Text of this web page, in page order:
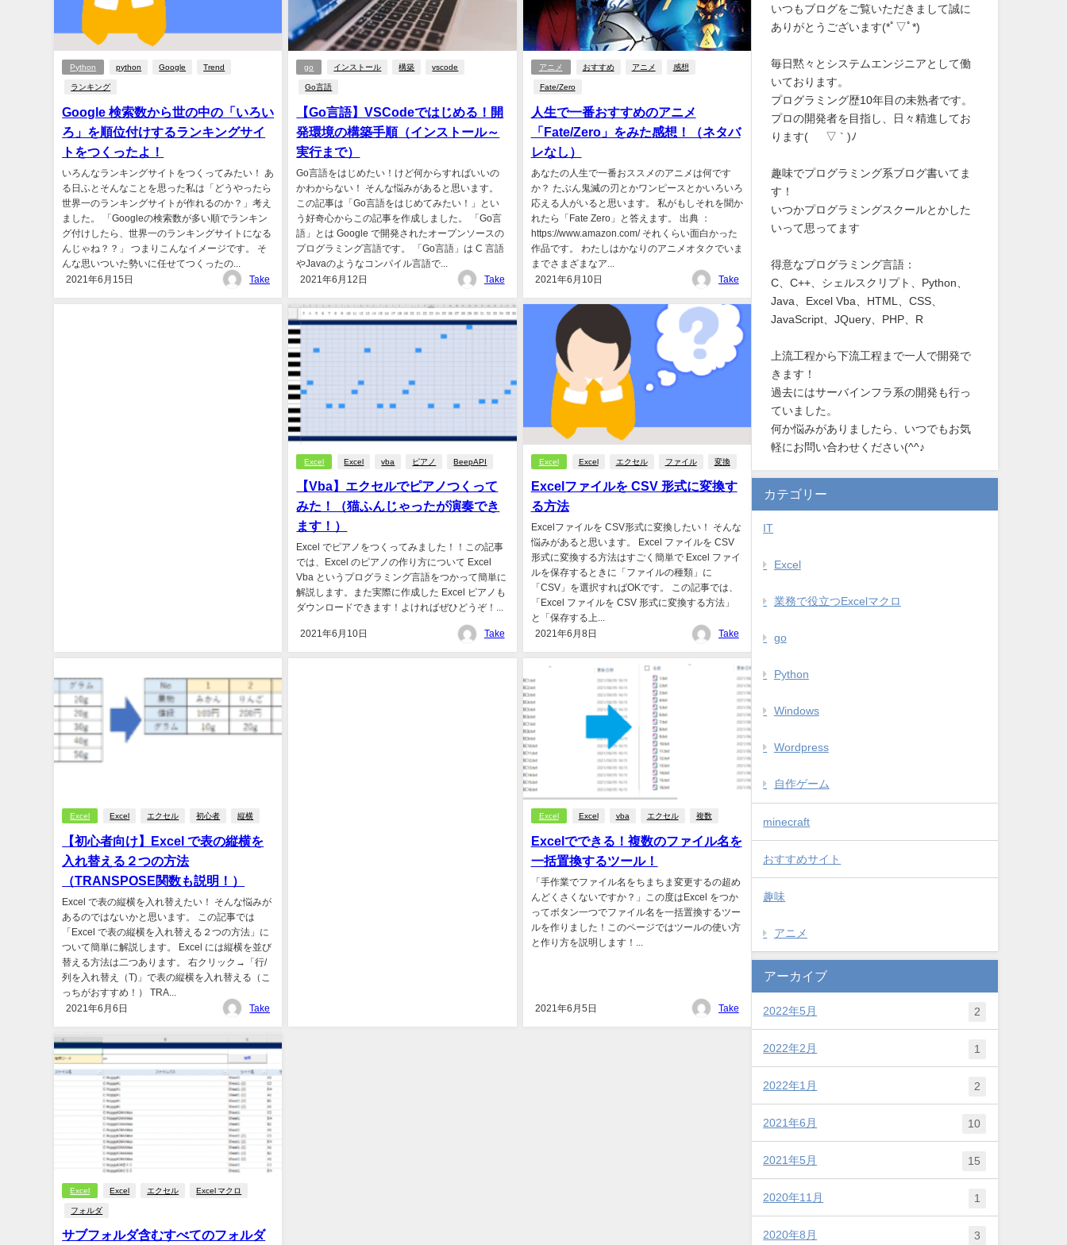
Python python Google Trend
ランキング
Google 検索数から世の中の「いろい
ろ」を順位付けするランキングサイ
トをつくったよ！
いろんなランキングサイトをつくってみたい！ あ
る日ふとそんなことを思った私は「どうやったら
世界一のランキングサイトが作れるのか？」考え
ました。 「Googleの検索数が多い順でランキン
グ付けしたら、世界一のランキングサイトになる
んじゃね？？」 つまりこんなイメージです。 そ
んな思いついた勢いに任せてつくったの...
2021年6月15日
Take
go インストール 構築 vscode
Go言語
【Go言語】VSCodeではじめる！開
発環境の構築手順（インストール～
実行まで）
Go言語をはじめたい！けど何からすればいいの
かわからない！ そんな悩みがあると思います。
この記事は「Go言語をはじめてみたい！」とい
う好奇心からこの記事を作成しました。 「Go言
語」とは Google で開発されたオープンソースの
プログラミング言語です。 「Go言語」は C 言語
やJavaのようなコンパイル言語で...
2021年6月12日
Take
アニメ おすすめ アニメ 感想
Fate/Zero
人生で一番おすすめのアニメ
「Fate/Zero」をみた感想！（ネタバ
レなし）
あなたの人生で一番おススメのアニメは何です
か？ たぶん鬼滅の刃とかワンピースとかいろいろ
応える人がいると思います。 私がもしそれを聞か
れたら「Fate Zero」と答えます。 出典 ：
https://www.amazon.com/ それくらい面白かった
作品です。 わたしはかなりのアニメオタクでいま
までさまざまなア...
2021年6月10日
Take
Excel Excel vba ピアノ BeepAPI
【Vba】エクセルでピアノつくって
みた！（猫ふんじゃったが演奏でき
ます！）
Excel でピアノをつくってみました！！この記事
では、Excel のピアノの作り方について Excel
Vba というプログラミング言語をつかって簡単に
解説します。また実際に作成した Excel ピアノも
ダウンロードできます！よければぜひどうぞ！...
2021年6月10日 Take
Excel Excel エクセル ファイル 変換
Excelファイルを CSV 形式に変換す
る方法
Excelファイルを CSV形式に変換したい！ そんな
悩みがあると思います。 Excel ファイルを CSV
形式に変換する方法はすごく簡単で Excel ファイ
ルを保存するときに「ファイルの種類」に
「CSV」を選択すればOKです。 この記事では、
「Excel ファイルを CSV 形式に変換する方法」
と「保存する上...
2021年6月8日
Take
Excel Excel エクセル 初心者 縦横
【初心者向け】Excel で表の縦横を
入れ替える２つの方法
（TRANSPOSE関数も説明！）
Excel で表の縦横を入れ替えたい！ そんな悩みが
あるのではないかと思います。 この記事では
「Excel で表の縦横を入れ替える２つの方法」に
ついて簡単に解説します。 Excel には縦横を並び
替える方法は二つあります。 右クリック→「行/
列を入れ替え（T)」で表の縦横を入れ替える（こ
っちがおすすめ！） TRA...
2021年6月6日
Take
Excel Excel vba エクセル 複数
Excelでできる！複数のファイル名を
一括置換するツール！
「手作業でファイル名をちまちま変更するの超め
んどくさくないですか？」この度はExcel をつか
ってボタン一つでファイル名を一括置換するツー
ルを作りました！このページではツールの使い方
と作り方を説明します！...
2021年6月5日 Take
Excel Excel エクセル Excel マクロ
フォルダ
サブフォルダ含むすべてのフォルダ
いつもブログをご覧いただきまして誠に
ありがとうございます(*ﾟ▽ﾟ*)
毎日黙々とシステムエンジニアとして働
いております。
プログラミング歴10年目の未熟者です。
プロの開発者を目指し、日々精進してお
ります( ´ ▽ ` )ﾉ
趣味でプログラミング系ブログ書いてま
す！
いつかプログラミングスクールとかした
いって思ってます
得意なプログラミング言語：
C、C++、シェルスクリプト、Python、
Java、Excel Vba、HTML、CSS、
JavaScript、JQuery、PHP、R
上流工程から下流工程まで一人で開発で
きます！
過去にはサーバインフラ系の開発も行っ
ていました。
何か悩みがありましたら、いつでもお気
軽にお問い合わせください(^^♪
カテゴリー
IT
Excel
業務で役立つExcelマクロ
go
Python
Windows
Wordpress
自作ゲーム
minecraft
おすすめサイト
趣味
アニメ
アーカイブ
2022年5月 2
2022年2月 1
2022年1月 2
2021年6月 10
2021年5月 15
2020年11月 1
2020年8月 3